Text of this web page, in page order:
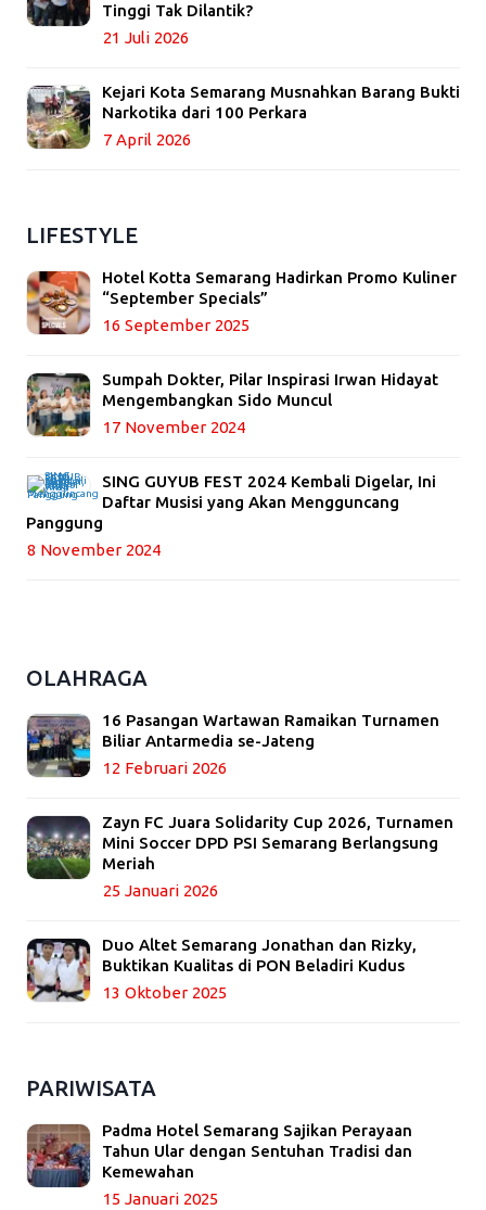
Tinggi Tak Dilantik?
21 Juli 2026
Kejari Kota Semarang Musnahkan Barang Bukti
Narkotika dari 100 Perkara
7 April 2026
LIFESTYLE
Hotel Kotta Semarang Hadirkan Promo Kuliner
“September Specials”
16 September 2025
Sumpah Dokter, Pilar Inspirasi Irwan Hidayat
Mengembangkan Sido Muncul
17 November 2024
SING GUYUB FEST 2024 Kembali Digelar, Ini
Daftar Musisi yang Akan Mengguncang
Panggung
8 November 2024
OLAHRAGA
16 Pasangan Wartawan Ramaikan Turnamen
Biliar Antarmedia se-Jateng
12 Februari 2026
Zayn FC Juara Solidarity Cup 2026, Turnamen
Mini Soccer DPD PSI Semarang Berlangsung
Meriah
25 Januari 2026
Duo Altet Semarang Jonathan dan Rizky,
Buktikan Kualitas di PON Beladiri Kudus
13 Oktober 2025
PARIWISATA
Padma Hotel Semarang Sajikan Perayaan
Tahun Ular dengan Sentuhan Tradisi dan
Kemewahan
15 Januari 2025